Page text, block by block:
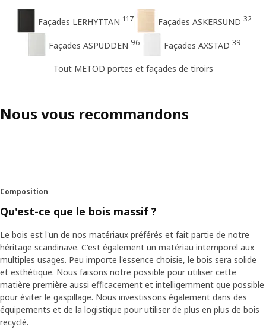
Façades LERHYTTAN 117 Façades ASKERSUND 32
Façades ASPUDDEN 96 Façades AXSTAD 39
Tout METOD portes et façades de tiroirs
Nous vous recommandons
Composition
Qu'est-ce que le bois massif ?
Le bois est l'un de nos matériaux préférés et fait partie de notre
héritage scandinave. C'est également un matériau intemporel aux
multiples usages. Peu importe l'essence choisie, le bois sera solide
et esthétique. Nous faisons notre possible pour utiliser cette
matière première aussi efficacement et intelligemment que possible
pour éviter le gaspillage. Nous investissons également dans des
équipements et de la logistique pour utiliser de plus en plus de bois
recyclé.